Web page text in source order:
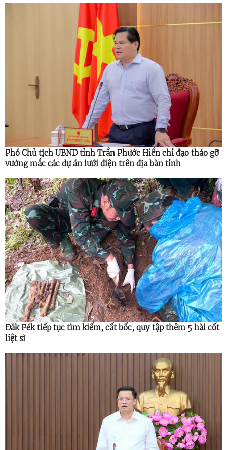
Phó Chủ tịch UBND tỉnh Trần Phước Hiền chỉ đạo tháo gỡ
vướng mắc các dự án lưới điện trên địa bàn tỉnh
Đăk Pék tiếp tục tìm kiếm, cất bốc, quy tập thêm 5 hài cốt
liệt sĩ